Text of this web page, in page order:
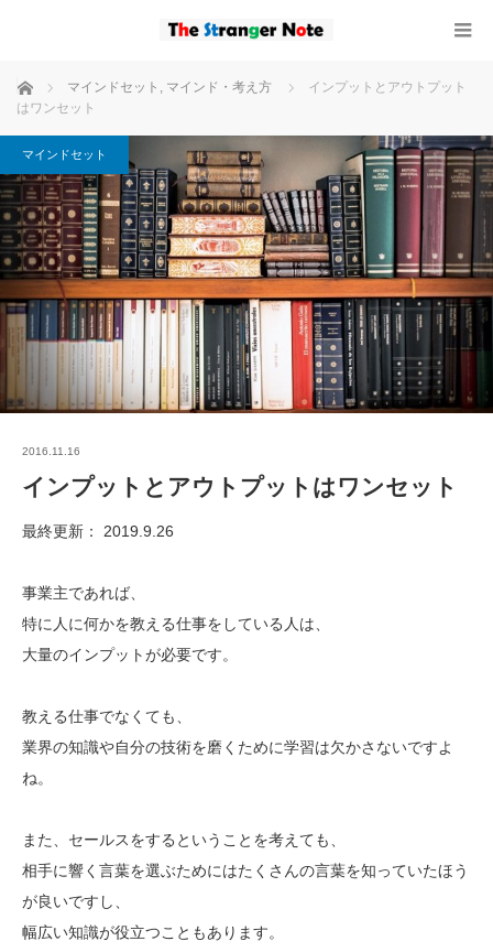
ホーム マインドセット , マインド・考え方
インプットとアウトプット
はワンセット
マインドセット
2016.11.16
インプットとアウトプットはワンセット
最終更新： 2019.9.26
事業主であれば、
特に人に何かを教える仕事をしている人は、
大量のインプットが必要です。
教える仕事でなくても、
業界の知識や自分の技術を磨くために学習は欠かさないですよ
ね。
また、セールスをするということを考えても、
相手に響く言葉を選ぶためにはたくさんの言葉を知っていたほう
が良いですし、
幅広い知識が役立つこともあります。